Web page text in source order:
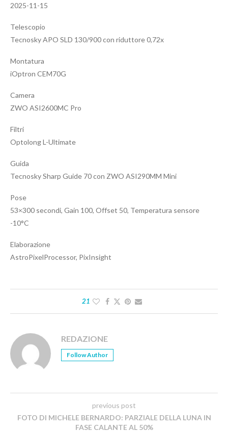
2025-11-15
Telescopio
Tecnosky APO SLD 130/900 con riduttore 0,72x
Montatura
iOptron CEM70G
Camera
ZWO ASI2600MC Pro
Filtri
Optolong L-Ultimate
Guida
Tecnosky Sharp Guide 70 con ZWO ASI290MM Mini
Pose
53×300 secondi, Gain 100, Offset 50, Temperatura sensore
-10°C
Elaborazione
AstroPixelProcessor, PixInsight
21
REDAZIONE
Follow Author
previous post
FOTO DI MICHELE BERNARDO: PARZIALE DELLA LUNA IN
FASE CALANTE AL 50%